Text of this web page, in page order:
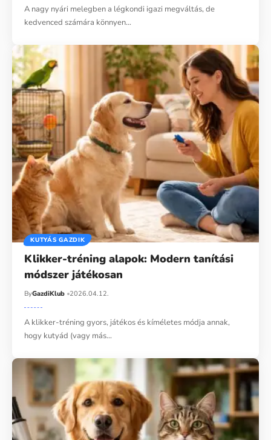
A nagy nyári melegben a légkondi igazi megváltás, de
kedvenced számára könnyen…
KUTYÁS GAZDIK
Klikker-tréning alapok: Modern tanítási
módszer játékosan
ByGazdiKlub 2026.04.12.
A klikker-tréning gyors, játékos és kíméletes módja annak,
hogy kutyád (vagy más…